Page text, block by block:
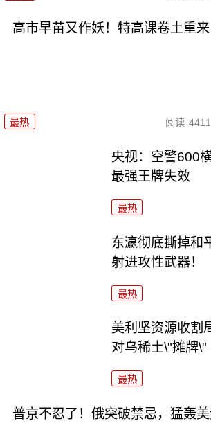
高市早苗又作妖！特高课卷土重
最热 阅读 4411
央视：空警600
最强王牌失效
最热
东瀛彻底撕掉和
射进攻性武器！
最热
美利坚资源收割
对乌稀土\"摊牌\"
最热
普京不忍了！俄突破禁忌，猛轰美